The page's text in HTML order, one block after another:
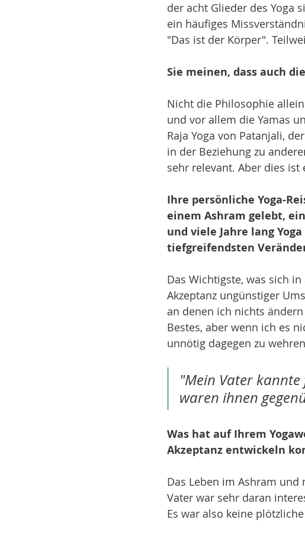
der acht Glieder des Yoga
ein häufiges
"Das ist der Körper".
Sie meinen, dass auch
Nicht die Philosophie
und vor allem die Yamas
Raja Yoga von Patanjali,
in der Beziehung zu
sehr relevant. Aber dies
Ihre persönliche Yoga-
einem Ashram gelebt,
und viele Jahre lang
tiefgreifendsten
Das Wichtigste, was sich
Akzeptanz ungünstiger
an denen ich nichts
Bestes, aber wenn ich es
unnötig dagegen zu
"Mein Vater
waren ihnen
Was hat auf Ihrem
Akzeptanz entwickeln
Das Leben im Ashram
Vater war sehr daran
Es war also keine